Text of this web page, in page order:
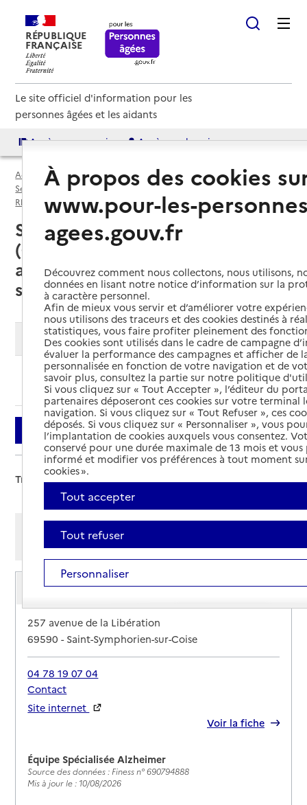
RÉPUBLIQUE
FRANÇAISE
Le site officiel d'information pour les
personnes âgées et les aidants
Accès aux annuaires Accès par besoin
Accueil
Espace annuaire
Services autonomie à domicile (aide et soins) par département
Rhône (69D)
Service autonomie à domicile (aide et soins)
Saint-Symphorien-sur-Coise
(69590) : liste des services
autonomie à domicile (aide et
soins)
Modifier ma recherche
Ajouter cette recherche aux favoris
Filtrer
Trier par :
Service de soins infirmiers à domicile
Adresse
257 avenue de la Libération
69590-Saint-Symphorien-sur-Coise
04 78 19 07 04
Contact
Site internet
Voir la fiche
Équipe Spécialisée Alzheimer
Source des données : Finess n° 690794888
Mis à jour le : 10/08/2026
À propos des cookies
www.pour-les-
agees.gouv.fr
Découvrez comment nous collectons, nous utilisons,
données en lisant notre notice d’information sur la
à caractère personnel.
Afin de mieux vous servir et d’améliorer votre
nous utilisons des traceurs et des cookies destinés à
statistiques, vous faire profiter pleinement des
Des cookies sont utilisés dans le cadre de campagne
évaluer la performance des campagnes et afficher de
personnalisée en fonction de votre navigation et de
savoir plus, consultez la partie sur notre politique
Si vous cliquez sur « Tout Accepter », l’éditeur du
partenaires déposeront ces cookies sur votre terminal
navigation. Si vous cliquez sur « Tout Refuser », ces
déposés. Si vous cliquez sur « Personnaliser », vous
l’implantation de cookies auxquels vous consentez.
conservé pour une durée maximale de 13 mois et
informé et modifier vos préférences à tout moment
cookies ».
Tout accepter
Tout refuser
Personnaliser